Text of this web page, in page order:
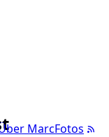
MarcFotos